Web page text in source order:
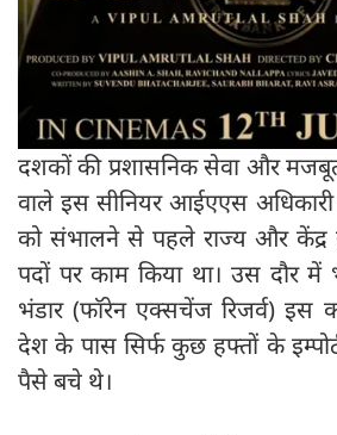
दशकों की प्रशासनिक सेवा और
वाले इस सीनियर आईएएस अधिकारी
को संभालने से पहले राज्य और
पदों पर काम किया था। उस दौर में
भंडार (फॉरेन एक्सचेंज रिजर्व) इस
देश के पास सिर्फ कुछ हफ्तों के
पैसे बचे थे।